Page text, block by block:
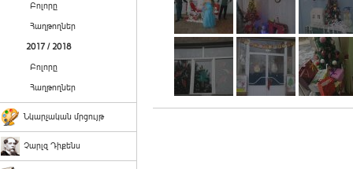
Բոլորը
Հաղթողներ
2017 / 2018
Բոլորը
Հաղթողներ
Նկարչական մրցույթ
Չարլզ Դիքենս